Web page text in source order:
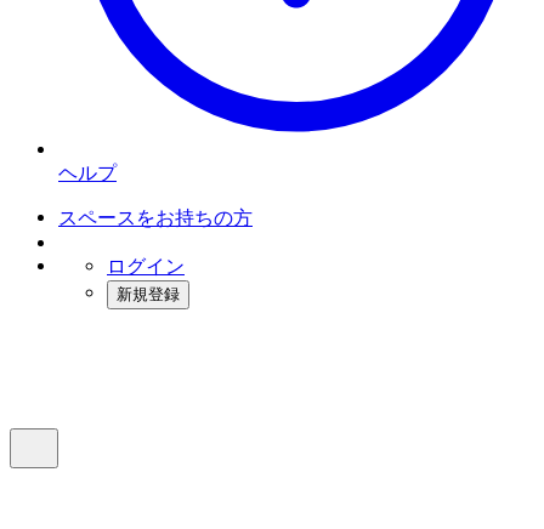
ヘルプ
スペースをお持ちの方
ログイン
新規登録